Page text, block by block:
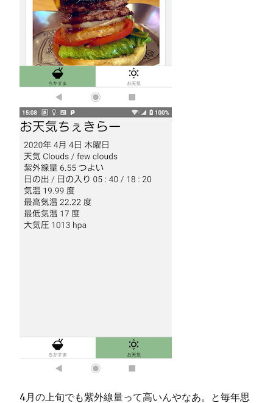
4月の上旬でも紫外線量って高いんやなあ。と毎年思